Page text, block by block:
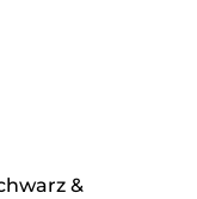
&